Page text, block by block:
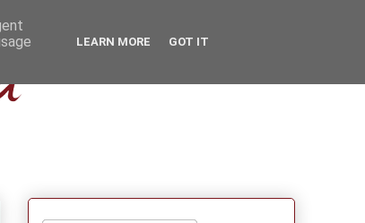
LEARN MORE GOT IT